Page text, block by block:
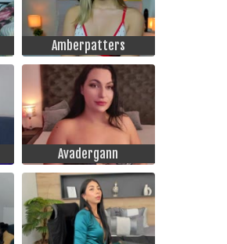
Amberpatters
Avadergann